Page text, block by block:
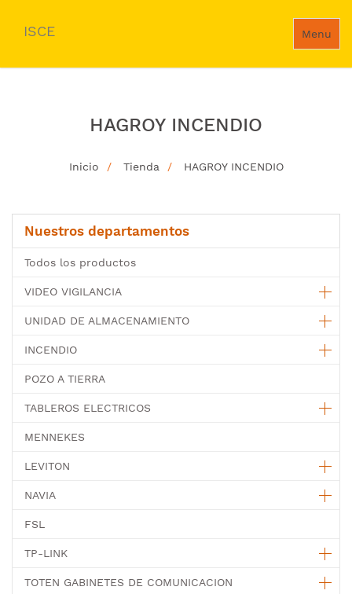
Menu
ISCE
HAGROY INCENDIO
Inicio Tienda HAGROY INCENDIO
Nuestros departamentos
Todos los productos
VIDEO VIGILANCIA
UNIDAD DE ALMACENAMIENTO
INCENDIO
POZO A TIERRA
TABLEROS ELECTRICOS
MENNEKES
LEVITON
NAVIA
FSL
TP-LINK
TOTEN GABINETES DE COMUNICACION